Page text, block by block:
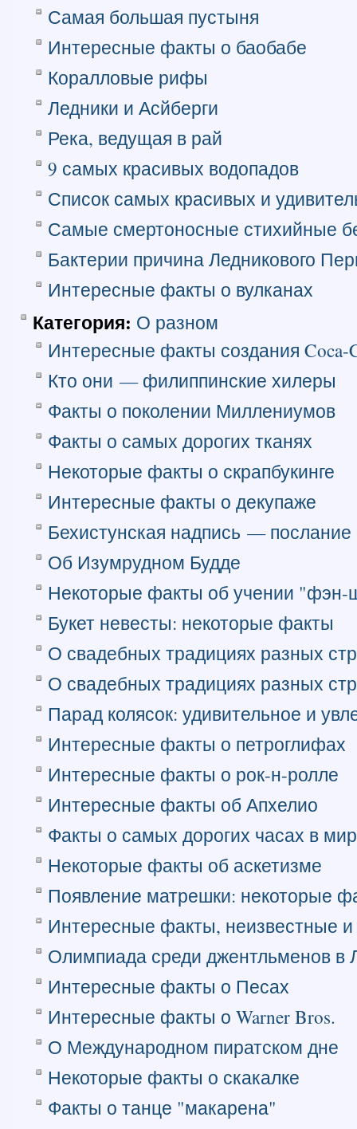
Самая большая пустыня
Интересные факты о баобабе
Коралловые рифы
Ледники и Асйберги
Река, ведущая в рай
9 самых красивых водопадов
Список самых красивых и
Самые смертоносные стихийные
Бактерии причина Ледникового
Интересные факты о вулканах
Категория: О разном
Интересные факты создания Coca-
Кто они — филиппинские хилеры
Факты о поколении Миллениумов
Факты о самых дорогих тканях
Некоторые факты о скрапбукинге
Интересные факты о декупаже
Бехистунская надпись — послание
Об Изумрудном Будде
Некоторые факты об учении "фэн-
Букет невесты: некоторые факты
О свадебных традициях разных
О свадебных традициях разных
Парад колясок: удивительное и
Интересные факты о петроглифах
Интересные факты о рок-н-ролле
Интересные факты об Апхелио
Факты о самых дорогих часах в
Некоторые факты об аскетизме
Появление матрешки: некоторые
Интересные факты, неизвестные и
Олимпиада среди джентльменов в
Интересные факты о Песах
Интересные факты о Warner Bros.
О Международном пиратском дне
Некоторые факты о скакалке
Факты о танце "макарена"